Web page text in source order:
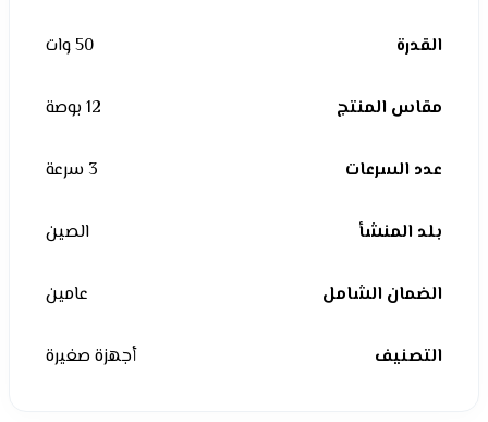
القدرة 50 وات
مقاس المنتج 12 بوصة
عدد السرعات 3 سرعة
بلد المنشأ الصين
الضمان الشامل عامين
التصنيف أجهزة صغيرة